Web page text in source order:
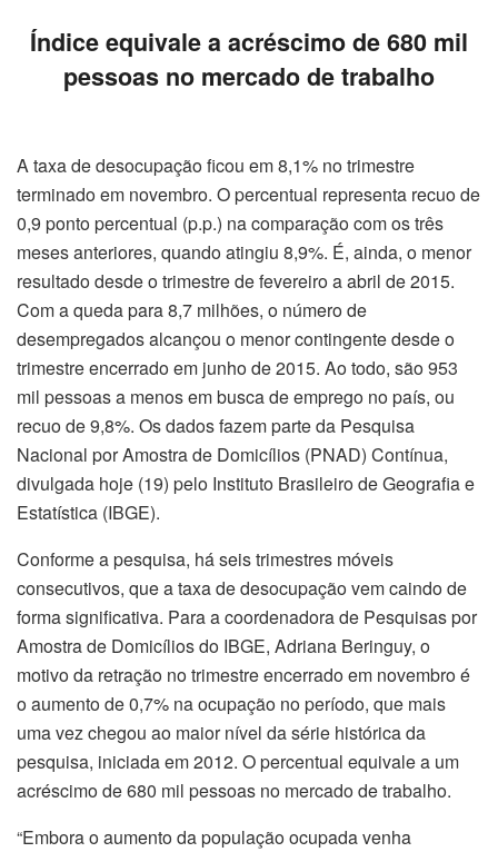
Índice equivale a acréscimo de 680 mil
pessoas no mercado de trabalho
A taxa de desocupação ficou em 8,1% no trimestre
terminado em novembro. O percentual representa recuo de
0,9 ponto percentual (p.p.) na comparação com os três
meses anteriores, quando atingiu 8,9%. É, ainda, o menor
resultado desde o trimestre de fevereiro a abril de 2015.
Com a queda para 8,7 milhões, o número de
desempregados alcançou o menor contingente desde o
trimestre encerrado em junho de 2015. Ao todo, são 953
mil pessoas a menos em busca de emprego no país, ou
recuo de 9,8%. Os dados fazem parte da Pesquisa
Nacional por Amostra de Domicílios (PNAD) Contínua,
divulgada hoje (19) pelo Instituto Brasileiro de Geografia e
Estatística (IBGE).
Conforme a pesquisa, há seis trimestres móveis
consecutivos, que a taxa de desocupação vem caindo de
forma significativa. Para a coordenadora de Pesquisas por
Amostra de Domicílios do IBGE, Adriana Beringuy, o
motivo da retração no trimestre encerrado em novembro é
o aumento de 0,7% na ocupação no período, que mais
uma vez chegou ao maior nível da série histórica da
pesquisa, iniciada em 2012. O percentual equivale a um
acréscimo de 680 mil pessoas no mercado de trabalho.
“Embora o aumento da população ocupada venha